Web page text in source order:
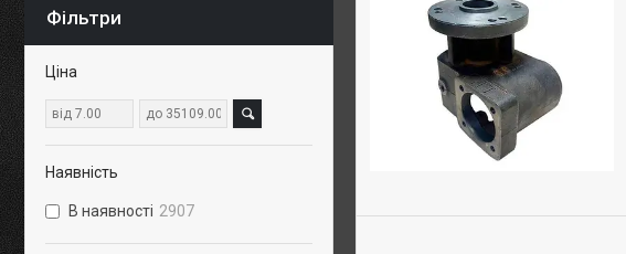
Фільтри
Ціна
Наявність
В наявності 2907